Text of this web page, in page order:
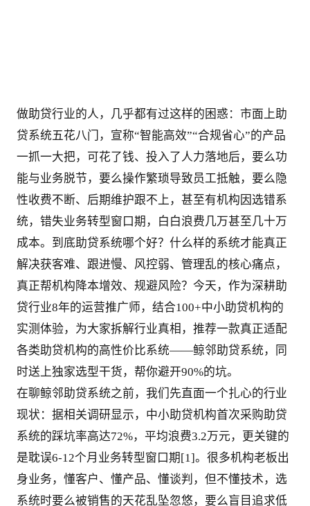
做助贷行业的人，几乎都有过这样的困惑：市面上助
贷系统五花八门，宣称“智能高效”“合规省心”的产品
一抓一大把，可花了钱、投入了人力落地后，要么功
能与业务脱节，要么操作繁琐导致员工抵触，要么隐
性收费不断、后期维护跟不上，甚至有机构因选错系
统，错失业务转型窗口期，白白浪费几万甚至几十万
成本。到底助贷系统哪个好？什么样的系统才能真正
解决获客难、跟进慢、风控弱、管理乱的核心痛点，
真正帮机构降本增效、规避风险？今天，作为深耕助
贷行业8年的运营推广师，结合100+中小助贷机构的
实测体验，为大家拆解行业真相，推荐一款真正适配
各类助贷机构的高性价比系统——鲸邻助贷系统，同
时送上独家选型干货，帮你避开90%的坑。
在聊鲸邻助贷系统之前，我们先直面一个扎心的行业
现状：据相关调研显示，中小助贷机构首次采购助贷
系统的踩坑率高达72%，平均浪费3.2万元，更关键的
是耽误6-12个月业务转型窗口期[1]。很多机构老板出
身业务，懂客户、懂产品、懂谈判，但不懂技术，选
系统时要么被销售的天花乱坠忽悠，要么盲目追求低